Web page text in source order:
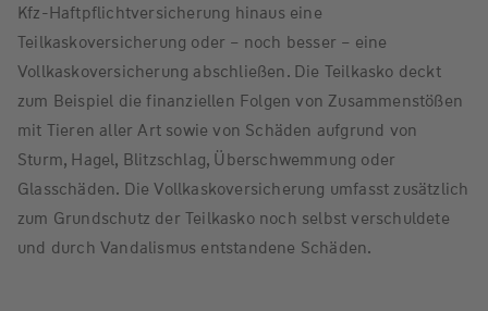
Kfz-Haftpflichtversicherung hinaus eine
Teilkaskoversicherung oder – noch besser – eine
Vollkaskoversicherung abschließen. Die Teilkasko deckt
zum Beispiel die finanziellen Folgen von Zusammenstößen
mit Tieren aller Art sowie von Schäden aufgrund von
Sturm, Hagel, Blitzschlag, Überschwemmung oder
Glasschäden. Die Vollkaskoversicherung umfasst zusätzlich
zum Grundschutz der Teilkasko noch selbst verschuldete
und durch Vandalismus entstandene Schäden.